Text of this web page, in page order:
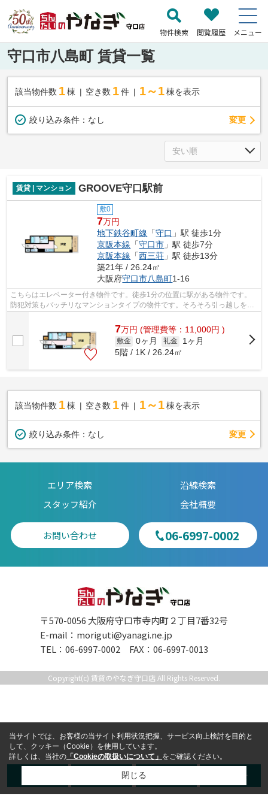
物件検索 閲覧履歴 メニュー
守口市八島町 賃貸一覧
該当物件数 1棟 空き数 1 件 1～1 棟を表示
絞り込み条件： なし 変更
賃貸 | マンション GROOVE守口駅前
敷0
7万円
地下鉄谷町線 「守口 」駅 徒歩1分
京阪本線 「守口市 」駅 徒歩7分
京阪本線 「西三荘 」駅 徒歩13分
築21年 / 26.24㎡
大阪府守口市八島町1-16
こちらはエレベーター付き物件です。徒歩1分の位置に駅がある物件です。
防犯対策もバッチリなマンションタイプの物件です。そろそろ引っ越しをし
たいとお考えの方、賃貸のやなぎ 守口...
7万円 (管理費等：11,000円 )
敷金 0ヶ月 礼金
1ヶ月
5階 / 1K / 26.24㎡
該当物件数 1棟 空き数 1 件 1～1 棟を表示
絞り込み条件： なし 変更
お問合せ
エリア検索
沿線検索
スタッフ紹介
会社概要
お問い合わせ 06-6997-0002
〒570-0056 大阪府守口市寺内町２丁目7番32号
E-mail： moriguti@yanagi.ne.jp
TEL：06-6997-0002 FAX：06-6997-0013
Copyright(c) 賃貸のやなぎ守口店 All Rights Reserved.
当サイトでは、お客様の当サイト利用状況把握、サービス向上検討を目的と
して、クッキー（Cookie）を使用しています。
詳しくは、当社の 「Cookieの取扱いについて」 をご確認ください。
閉じる